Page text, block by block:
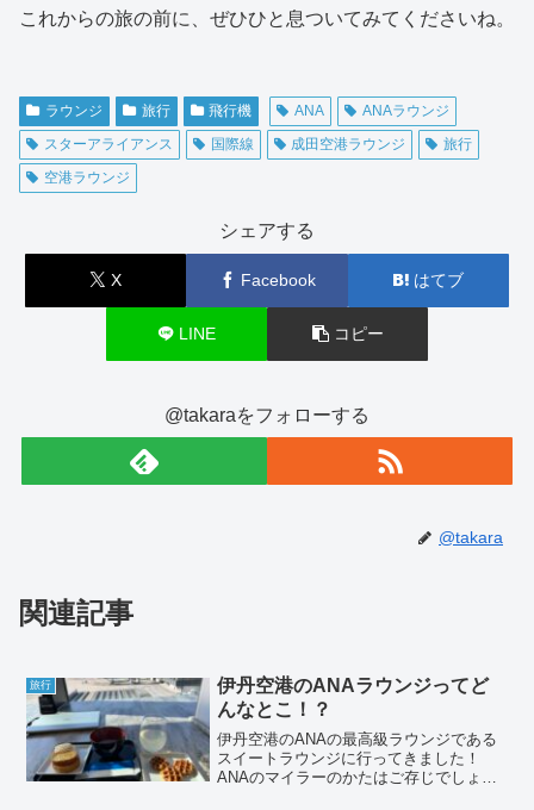
これからの旅の前に、ぜひひと息ついてみてくださいね。
ラウンジ 旅行 飛行機 ANA
ANAラウンジ
スターアライアンス
国際線 成田空港ラウンジ
旅行
空港ラウンジ
シェアする
X Facebook はてブ
LINE コピー
@takaraをフォローする
@takara
関連記事
旅行
伊丹空港のANAラウンジってど
んなとこ！？
伊丹空港のANAの最高級ラウンジである
スイートラウンジに行ってきました！
ANAのマイラーのかたはご存じでしょう